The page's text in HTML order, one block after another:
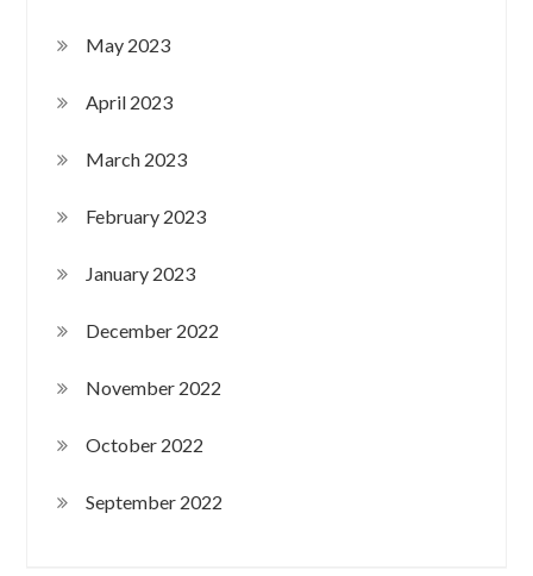
May 2023
April 2023
March 2023
February 2023
January 2023
December 2022
November 2022
October 2022
September 2022